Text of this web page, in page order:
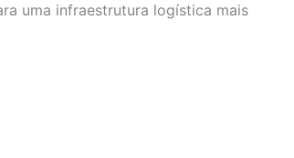
uma infraestrutura logística mais